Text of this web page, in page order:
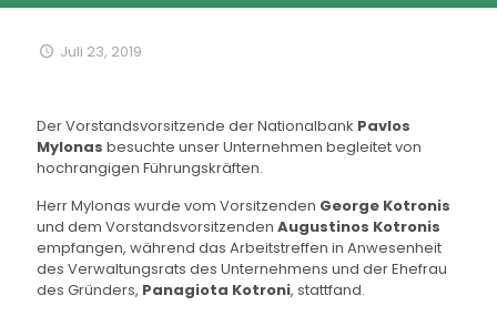
Juli 23, 2019
Der Vorstandsvorsitzende der Nationalbank Pavlos
Mylonas besuchte unser Unternehmen begleitet von
hochrangigen Führungskräften.
Herr Mylonas wurde vom Vorsitzenden George Kotronis
und dem Vorstandsvorsitzenden Augustinos Kotronis
empfangen, während das Arbeitstreffen in Anwesenheit
des Verwaltungsrats des Unternehmens und der Ehefrau
des Gründers, Panagiota Kotroni, stattfand.